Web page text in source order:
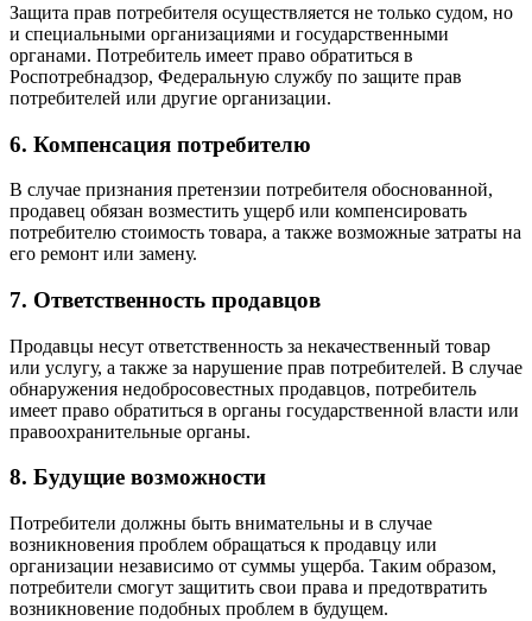
Защита прав потребителя осуществляется не только судом, но
и специальными организациями и государственными
органами. Потребитель имеет право обратиться в
Роспотребнадзор, Федеральную службу по защите прав
потребителей или другие организации.
6. Компенсация потребителю
В случае признания претензии потребителя обоснованной,
продавец обязан возместить ущерб или компенсировать
потребителю стоимость товара, а также возможные затраты на
его ремонт или замену.
7. Ответственность продавцов
Продавцы несут ответственность за некачественный товар
или услугу, а также за нарушение прав потребителей. В случае
обнаружения недобросовестных продавцов, потребитель
имеет право обратиться в органы государственной власти или
правоохранительные органы.
8. Будущие возможности
Потребители должны быть внимательны и в случае
возникновения проблем обращаться к продавцу или
организации независимо от суммы ущерба. Таким образом,
потребители смогут защитить свои права и предотвратить
возникновение подобных проблем в будущем.